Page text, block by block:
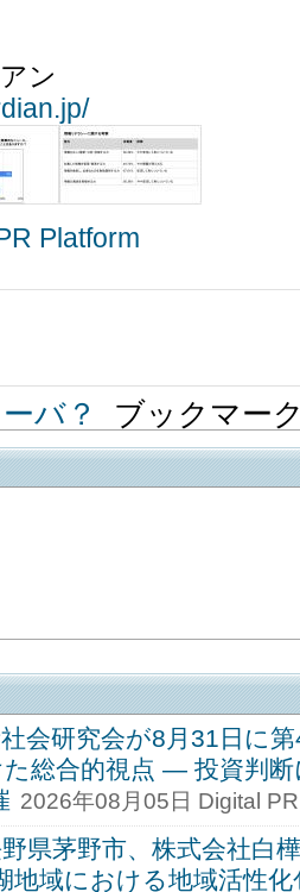
ン
Platform
バ？ ブックマー
会研究会が8月31日に
総合的視点 ― 投資判
2026年08月05日 Digital
県茅野市、株式会社白
地域における地域活性